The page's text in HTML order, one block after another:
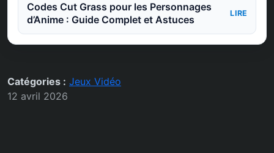
Codes Cut Grass pour les Personnages
d’Anime : Guide Complet et Astuces
LIRE
Catégories : Jeux Vidéo
12 avril 2026